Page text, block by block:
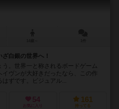
白銀の世界へ！
う。世界一と称されるボードゲーム
ヴンが大好きだったなら、この作
はずです。ビジュアル...
54
お気に入り
161
持ってる